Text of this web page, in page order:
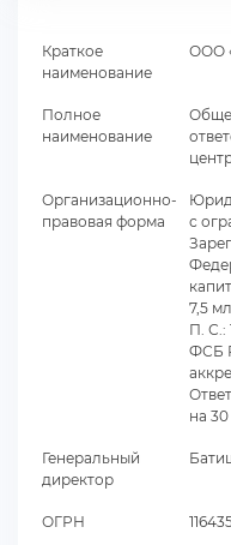
Краткое
наименование
ООО
Полное
наименование
Организационно-
правовая форма
с
7,5
П. С.:
ФСБ
на
Генеральный
директор
ОГРН